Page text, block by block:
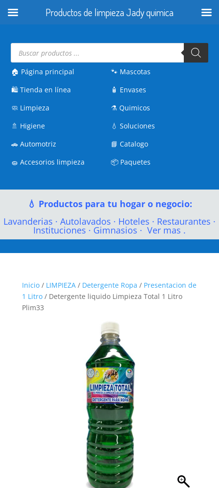
Búsqueda
productos
🏠 Página principal
🛍️Tienda en línea
🧼 Limpieza
🚿 Higiene
🚗Automotriz
🧽Accesorios limpieza
🐾 Mascotas
🧴 Envases
⚗️Quimicos
💧Soluciones
📘Catalogo
📦 Paquetes
💧 Productos para tu hogar o negocio:
Lavanderias · Autolavados · Hoteles · Restaurantes ·
Instituciones · Gimnasios · Ver mas .
Inicio/ LIMPIEZA/ Detergente Ropa / Presentacion de
1 Litro/ Detergente liquido Limpieza Total 1 Litro
Plim33
Productos de limpieza Jady quimica